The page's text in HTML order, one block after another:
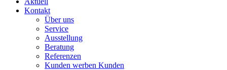
Kontakt
Über uns
Service
Ausstellung
Beratung
Referenzen
Kunden werben Kunden